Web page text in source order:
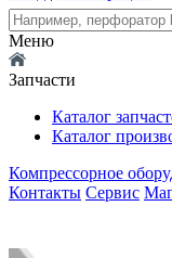
Меню
Запчасти
Каталог
Каталог
Компрессорное
Контакты Сервис